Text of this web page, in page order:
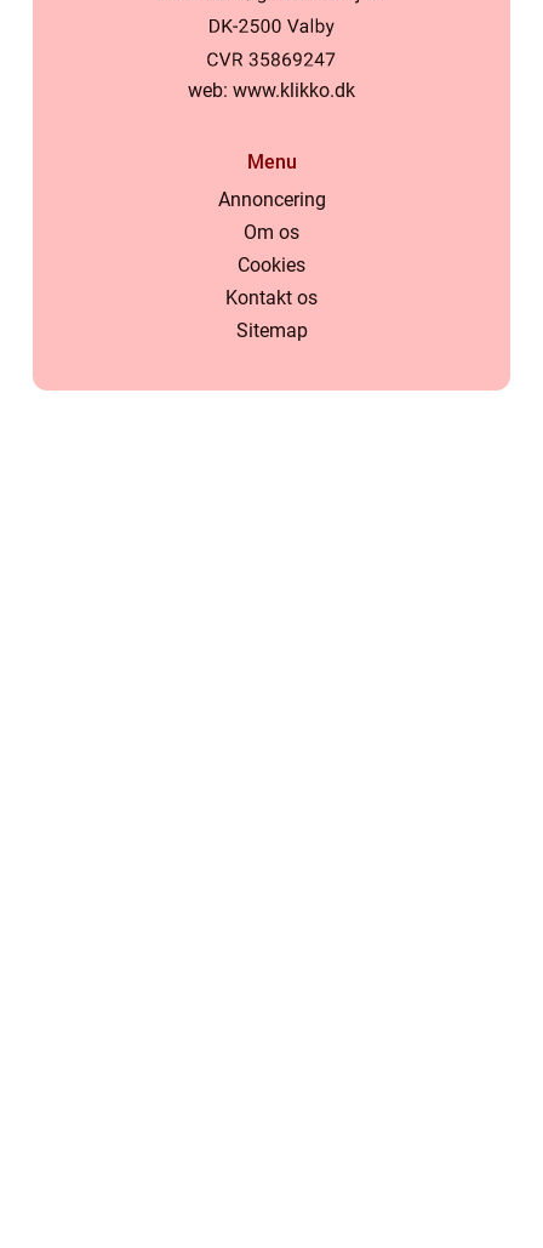
web: www.klikko.dk
Menu
Annoncering
Om os
Cookies
Kontakt os
Sitemap